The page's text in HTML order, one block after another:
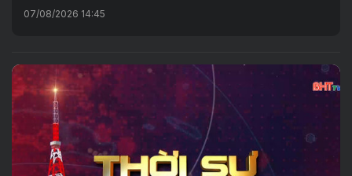
07/08/2026 14:45